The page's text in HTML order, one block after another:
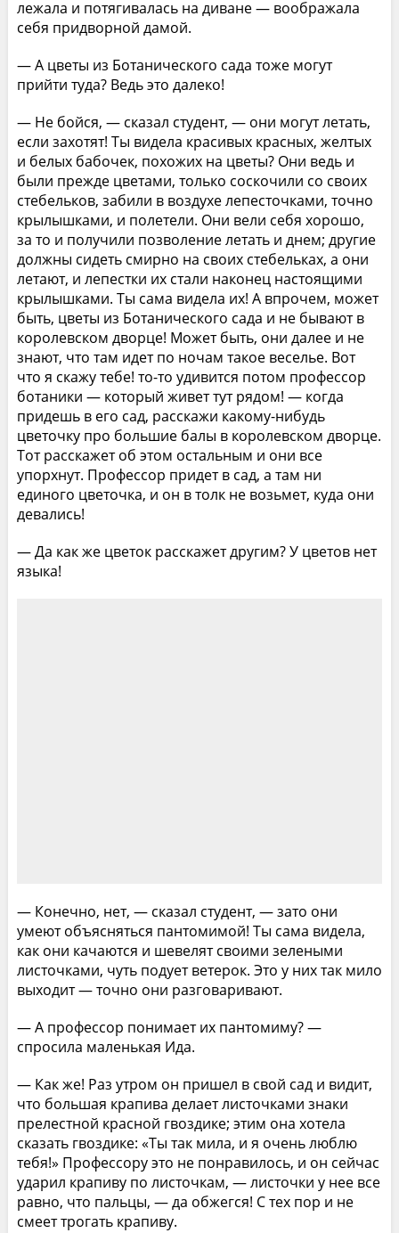
лежала и потягивалась на диване — воображала
себя придворной дамой.
— А цветы из Ботанического сада тоже могут
прийти туда? Ведь это далеко!
— Не бойся, — сказал студент, — они могут летать,
если захотят! Ты видела красивых красных, желтых
и белых бабочек, похожих на цветы? Они ведь и
были прежде цветами, только соскочили со своих
стебельков, забили в воздухе лепесточками, точно
крылышками, и полетели. Они вели себя хорошо,
за то и получили позволение летать и днем; другие
должны сидеть смирно на своих стебельках, а они
летают, и лепестки их стали наконец настоящими
крылышками. Ты сама видела их! А впрочем, может
быть, цветы из Ботанического сада и не бывают в
королевском дворце! Может быть, они далее и не
знают, что там идет по ночам такое веселье. Вот
что я скажу тебе! то-то удивится потом профессор
ботаники — который живет тут рядом! — когда
придешь в его сад, расскажи какому-нибудь
цветочку про большие балы в королевском дворце.
Тот расскажет об этом остальным и они все
упорхнут. Профессор придет в сад, а там ни
единого цветочка, и он в толк не возьмет, куда они
девались!
— Да как же цветок расскажет другим? У цветов нет
языка!
— Конечно, нет, — сказал студент, — зато они
умеют объясняться пантомимой! Ты сама видела,
как они качаются и шевелят своими зелеными
листочками, чуть подует ветерок. Это у них так мило
выходит — точно они разговаривают.
— А профессор понимает их пантомиму? —
спросила маленькая Ида.
— Как же! Раз утром он пришел в свой сад и видит,
что большая крапива делает листочками знаки
прелестной красной гвоздике; этим она хотела
сказать гвоздике: «Ты так мила, и я очень люблю
тебя!» Профессору это не понравилось, и он сейчас
ударил крапиву по листочкам, — листочки у нее все
равно, что пальцы, — да обжегся! С тех пор и не
смеет трогать крапиву.